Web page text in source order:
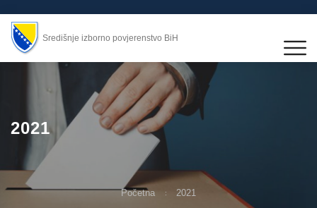
Središnje izborno povjerenstvo BiH
2021
Početna 2021